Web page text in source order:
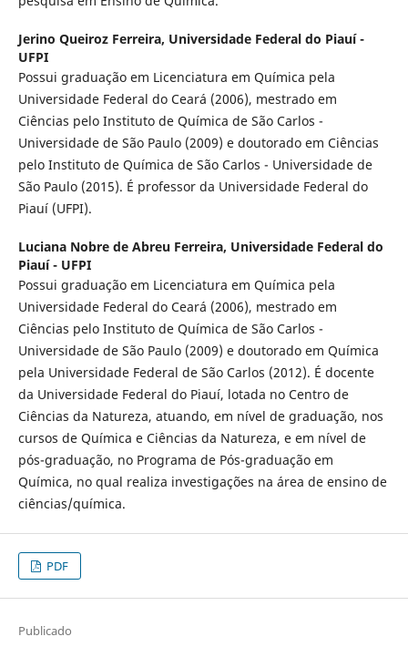
Jerino Queiroz Ferreira, Universidade Federal do Piauí -
UFPI
Possui graduação em Licenciatura em Química pela
Universidade Federal do Ceará (2006), mestrado em
Ciências pelo Instituto de Química de São Carlos -
Universidade de São Paulo (2009) e doutorado em Ciências
pelo Instituto de Química de São Carlos - Universidade de
São Paulo (2015). É professor da Universidade Federal do
Piauí (UFPI).
Luciana Nobre de Abreu Ferreira, Universidade Federal do
Piauí - UFPI
Possui graduação em Licenciatura em Química pela
Universidade Federal do Ceará (2006), mestrado em
Ciências pelo Instituto de Química de São Carlos -
Universidade de São Paulo (2009) e doutorado em Química
pela Universidade Federal de São Carlos (2012). É docente
da Universidade Federal do Piauí, lotada no Centro de
Ciências da Natureza, atuando, em nível de graduação, nos
cursos de Química e Ciências da Natureza, e em nível de
pós-graduação, no Programa de Pós-graduação em
Química, no qual realiza investigações na área de ensino de
ciências/química.
PDF
Publicado